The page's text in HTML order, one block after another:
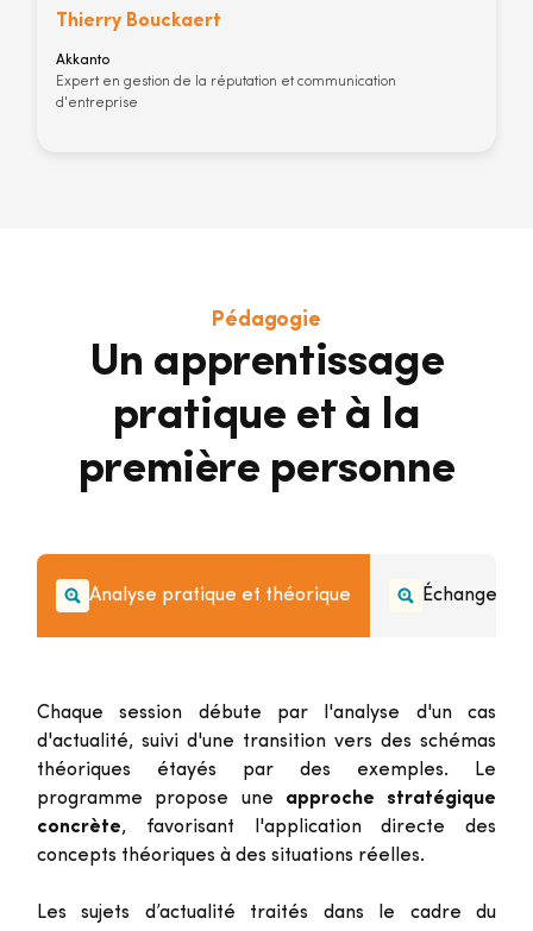
Thierry Bouckaert
Akkanto
Expert en gestion de la réputation et communication
d'entreprise
Pédagogie
Un apprentissage
pratique et à la
première personne
Analyse pratique et théorique Échanges
Chaque session débute par l'analyse d'un cas
d'actualité, suivi d'une transition vers des schémas
théoriques étayés par des exemples. Le
programme propose une approche stratégique
concrète, favorisant l'application directe des
concepts théoriques à des situations réelles.
Les sujets d’actualité traités dans le cadre du